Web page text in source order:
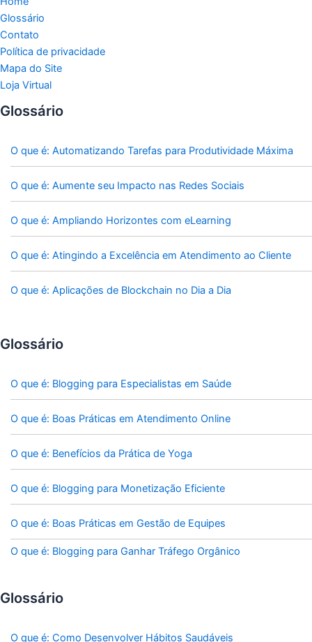
Glossário
Contato
Política de privacidade
Mapa do Site
Loja Virtual
Glossário
O que é: Automatizando Tarefas para Produtividade Máxima
O que é: Aumente seu Impacto nas Redes Sociais
O que é: Ampliando Horizontes com eLearning
O que é: Atingindo a Excelência em Atendimento ao Cliente
O que é: Aplicações de Blockchain no Dia a Dia
Glossário
O que é: Blogging para Especialistas em Saúde
O que é: Boas Práticas em Atendimento Online
O que é: Benefícios da Prática de Yoga
O que é: Blogging para Monetização Eficiente
O que é: Boas Práticas em Gestão de Equipes
O que é: Blogging para Ganhar Tráfego Orgânico
Glossário
O que é: Como Desenvolver Hábitos Saudáveis